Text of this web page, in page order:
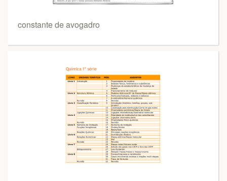
constante de avogadro